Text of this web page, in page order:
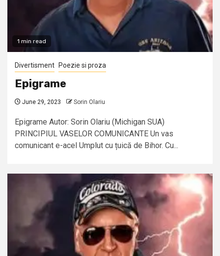
1 min read
Divertisment Poezie si proza
Epigrame
June 29, 2023 Sorin Olariu
Epigrame Autor: Sorin Olariu (Michigan SUA)
PRINCIPIUL VASELOR COMUNICANTE Un vas
comunicant e-acel Umplut cu țuică de Bihor. Cu...